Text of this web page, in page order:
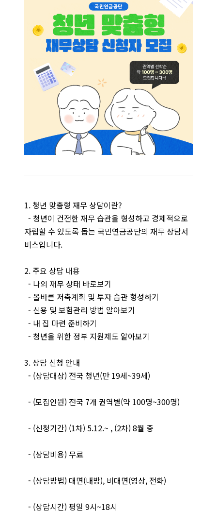
1. 청년 맞춤형 재무 상담이란?
- 청년이 건전한 재무 습관을 형성하고 경제적으로
자립할 수 있도록 돕는 국민연금공단의 재무 상담서
비스입니다.
2. 주요 상담 내용
- 나의 재무 상태 바로보기
- 올바른 저축계획 및 투자 습관 형성하기
- 신용 및 보험관리 방법 알아보기
- 내 집 마련 준비하기
- 청년을 위한 정부 지원제도 알아보기
3. 상담 신청 안내
- (상담대상) 전국 청년(만 19세~39세)
- (모집인원) 전국 7개 권역별(약 100명~300명)
- (신청기간) (1차) 5.12.~ , (2차) 8월 중
- (상담비용) 무료
- (상담방법) 대면(내방), 비대면(영상, 전화)
- (상담시간) 평일 9시~18시